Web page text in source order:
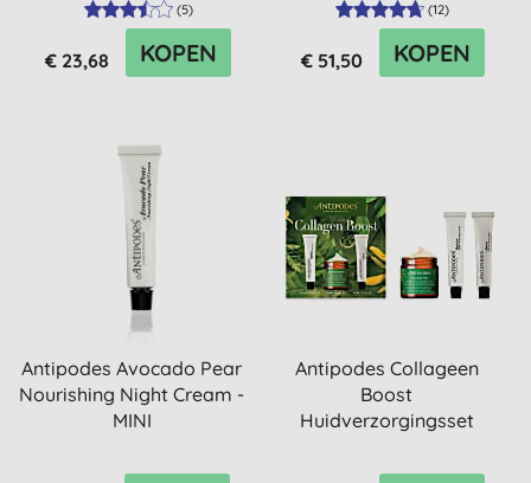
(5)
€ 23,68 KOPEN
(12)
€ 51,50 KOPEN
Antipodes Avocado Pear
Nourishing Night Cream -
MINI
Antipodes Collageen
Boost
Huidverzorgingsset